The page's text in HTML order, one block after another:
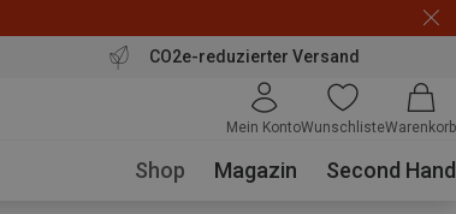
CO2e-reduzierter Versand
Mein KontoWunschlisteWarenkorb
Shop Magazin Second Hand